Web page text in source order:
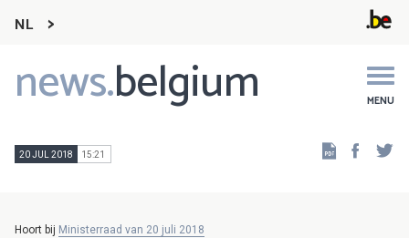
NL
news.belgium MENU
Main
navigation
20 JUL 2018 15:21
Hoort bij Ministerraad van 20 juli 2018